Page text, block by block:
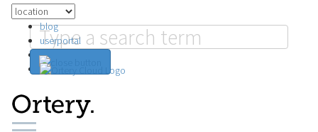
blog
userportal
search